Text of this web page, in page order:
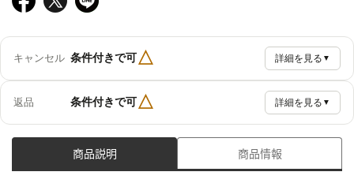
キャンセル 条件付きで可△ 詳細を見る ▼
返品 条件付きで可△ 詳細を見る ▼
商品説明 商品情報